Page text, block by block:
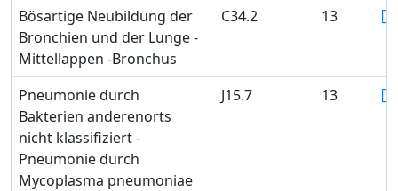
Bösartige Neubildung der
Bronchien und der Lunge -
Mittellappen -Bronchus
C34.2 13
Pneumonie durch
Bakterien anderenorts
nicht klassifiziert -
Pneumonie durch
Mycoplasma pneumoniae
J15.7 13